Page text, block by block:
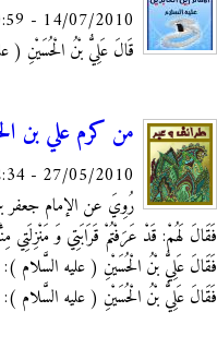
14/07/2010 - 00:59
قَالَ عَلِيُّ بْنُ الْحُسَيْنِ (
من كرم علي بن
27/05/2010 - 22:34
رُوِيَ عن الإمام جعفر
فَقَالَ لَهُمْ: قَدْ عَرَفْتُمْ قَرَابَتِي وَ
فَقَالَ عَلِيُّ بْنُ الْحُسَيْنِ ( عليه
فَقَالَ عَلِيُّ بْنُ الْحُسَيْنِ ( عليه السَّلام